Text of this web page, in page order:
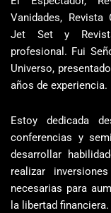
Vanidades, Revista
Jet Set y
profesional. Fui
Universo,
años de experiencia.
Estoy dedicada
conferencias y
desarrollar
realizar
necesarias para
la libertad financiera.